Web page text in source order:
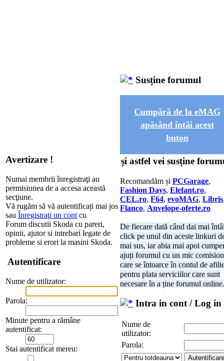
Avertizare !
Numai membrii înregistraţi au
permisiunea de a accesa această
secţiune.
Vă rugăm să vă autentificați mai jos
sau Înregistraţi un cont cu
Forum discutii Skoda cu pareri,
opinii, ajutor si intrebari legate de
probleme si erori la masini Skoda.
Autentificare
Nume de utilizator:
Parola:
Minute pentru a rămâne
autentificat:
Stai autentificat mereu:
Susține forumul
Cumpără de la eMAG
apăsând întâi acest
buton
și astfel vei susține
Recomandăm și PCGarage,
Fashion Days, Elefant.ro,
CEL.ro, F64, evoMAG, Libris
Flanco, Anvelope-oferte.ro
De fiecare dată când dai mai
click pe unul din aceste linkuri
mai sus, iar abia mai apoi
ajuți forumul cu un mic comision
care se întoarce în contul de
pentru plata serviciilor care sunt
necesare în a ține forumul online.
Intra in cont / Log in
Nume de
utilizator:
Parola: